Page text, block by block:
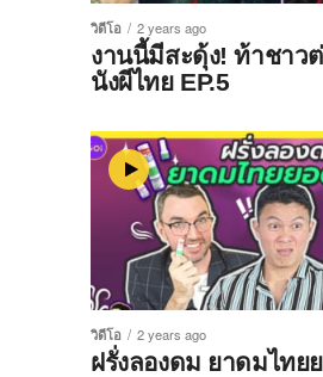
วิดีโอ 2 years ago
งานนี้มีสะดุ้ง! ท้าชาว
นังผีไทย EP.5
วิดีโอ 2 years ago
ฝรั่งลองดม ยาดมไทย